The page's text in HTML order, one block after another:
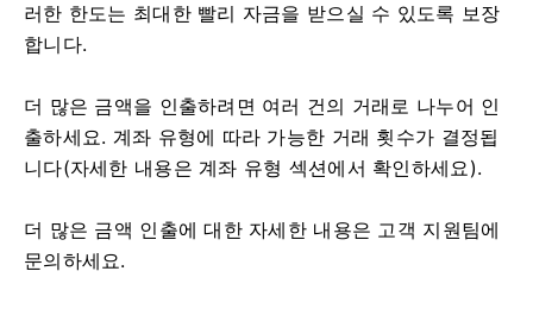
러한 한도는 최대한 빨리 자금을 받으실 수 있도록 보장
합니다.
더 많은 금액을 인출하려면 여러 건의 거래로 나누어 인
출하세요. 계좌 유형에 따라 가능한 거래 횟수가 결정됩
니다(자세한 내용은 계좌 유형 섹션에서 확인하세요).
더 많은 금액 인출에 대한 자세한 내용은 고객 지원팀에
문의하세요.